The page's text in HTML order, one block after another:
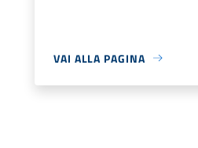
VAI ALLA PAGINA